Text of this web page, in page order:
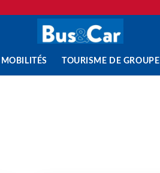
MOBILITÉS TOURISME DE GROUPE